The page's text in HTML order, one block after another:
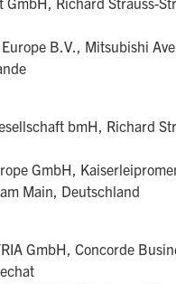
B.V., Mitsubishi
bmH, Richard
GmbH,
Main, Deutschland
GmbH, Concorde